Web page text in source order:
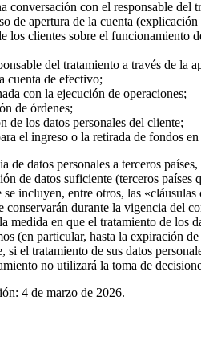
conversación con el responsable
de apertura de la cuenta
los clientes sobre el funcionamiento
del tratamiento a través de la
cuenta de efectivo;
con la ejecución de operaciones;
de órdenes;
de los datos personales del cliente;
el ingreso o la retirada de fondos
de datos personales a terceros
de datos suficiente (terceros
incluyen, entre otros, las
conservarán durante la vigencia del
medida en que el tratamiento de los
(en particular, hasta la expiración
si el tratamiento de sus datos
no utilizará la toma de
4 de marzo de 2026.